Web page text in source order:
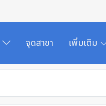
จุดสาขา เพิ่มเติม